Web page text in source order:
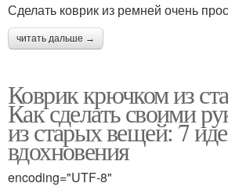
Сделать коврик из ремней очень
читать дальше →
Коврик крючком из
Как сделать своими
из старых вещей: 7
вдохновения
encoding="UTF-8"